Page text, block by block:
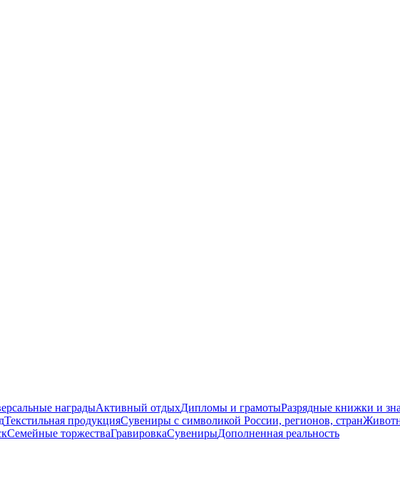
наградыАктивный отдыхДипломы и грамотыРазрядные книжки и
Текстильная продукцияСувениры с символикой России, регионов, стран
Семейные торжестваГравировкаСувенирыДополненная реальность